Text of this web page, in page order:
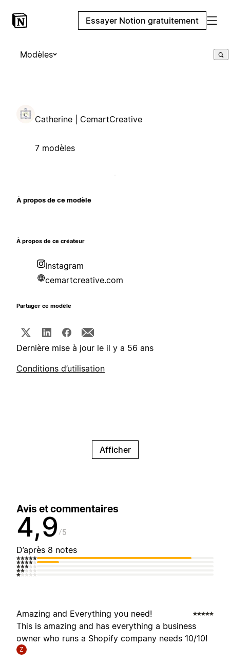
Essayer Notion gratuitement
Modèles
Catherine | CemartCreative
7 modèles
À propos de ce modèle
À propos de ce créateur
Instagram
cemartcreative.com
Partager ce modèle
Dernière mise à jour le il y a 56 ans
Conditions d’utilisation
Afficher
Avis et commentaires
4,9 5
D’après 8 notes
Amazing and Everything you need!
This is amazing and has everything a business
owner who runs a Shopify company needs 10/10!
Z